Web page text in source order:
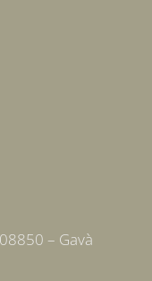
– Gavà